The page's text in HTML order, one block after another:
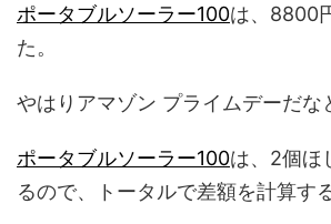
ポータブルソーラー100は、8800
た。
やはりアマゾン プライムデーだな
ポータブルソーラー100は、2個ほ
るので、トータルで差額を計算する